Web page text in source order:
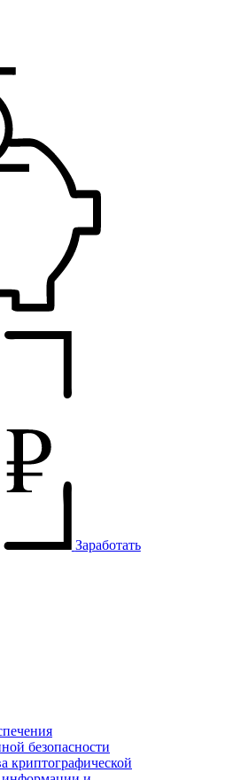
Заработать
безопасности
криптографической